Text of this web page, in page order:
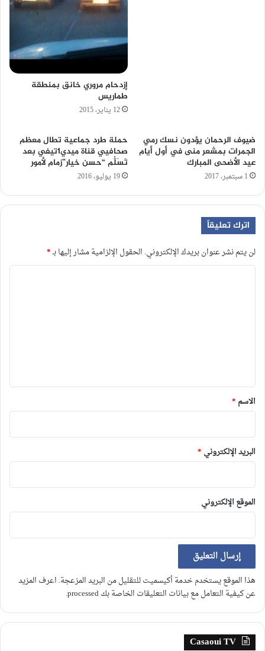
إزدحام مروري خانق بمنطقة
طماريس
12 يناير، 2015
ضيوف الرحمان يؤدون نسك رمي
الجمرات بمشعر منى في أول أيام
عيد الأضحى المبارك
1 سبتمبر، 2017
حملة طرد جماعية تطال معظم
صحافيي قناة ميدي1تيفي بعد
تَسَلُّم “حسن خيار”زمام لأمور
19 يوليو، 2016
اترك تعليقاً
لن يتم نشر عنوان بريدك الإلكتروني. الحقول الإلزامية مشار إليها بـ*
*
الاسم *
البريد الإلكتروني *
الموقع الإلكتروني
هذا الموقع يستخدم خدمة أكيسميت للتقليل من البريد المزعجة. اعرف المزيد
عن كيفية التعامل مع بيانات التعليقات الخاصة بك processed
.
Casaoui TV